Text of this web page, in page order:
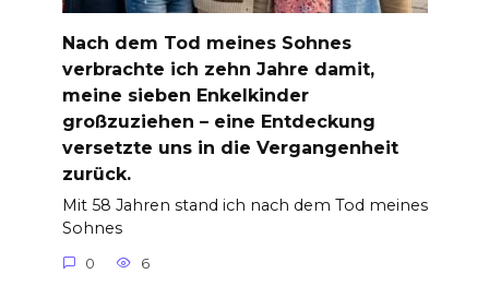
Nach dem Tod meines Sohnes
verbrachte ich zehn Jahre damit,
meine sieben Enkelkinder
großzuziehen – eine Entdeckung
versetzte uns in die Vergangenheit
zurück.
Mit 58 Jahren stand ich nach dem Tod meines
Sohnes
0 6